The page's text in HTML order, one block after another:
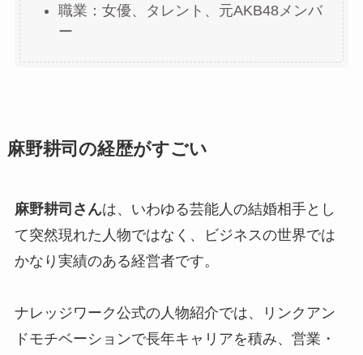
職業：女優、タレント、元AKB48メンバ
ー
麻野耕司の経歴がすごい
麻野耕司さんは、いわゆる芸能人の結婚相手とし
て突然現れた人物ではなく、ビジネスの世界では
かなり実績のある経営者です。
ナレッジワーク公式の人物紹介では、リンクアン
ドモチベーションで長年キャリアを積み、営業・